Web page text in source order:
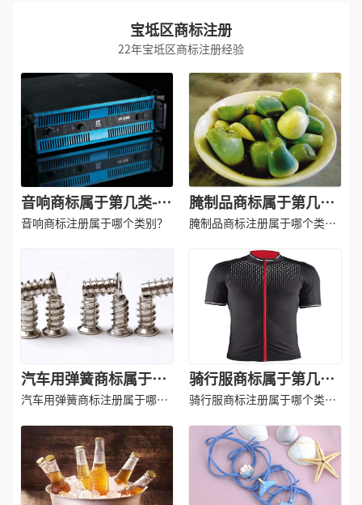
宝坻区商标注册
22年宝坻区商标注册经验
音响商标属于第几类-专
业音响商标注册属于哪
音响商标注册属于哪个类别？
腌制品商标属于第几类-
腌制品商标注册属于哪
一类？「商标分类」
腌制品商标注册属于哪个类
汽车用弹簧商标属于第
几类-汽车用弹簧商标注
册属于哪一类？「商标
分类」
汽车用弹簧商标注册属于哪个
骑行服商标属于第几类-
骑行服商标注册属于哪
一类？「商标分类」
骑行服商标注册属于哪个类